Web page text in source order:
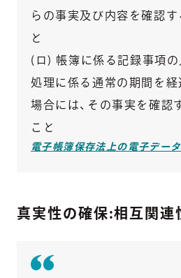
らの事実及び内容を確認す
と
(ロ) 帳簿に係る記録事項
処理に係る通常の期間を
場合には、その事実を確認
こと
電子帳簿保存法上の電子デー
真実性の確保:相互関連